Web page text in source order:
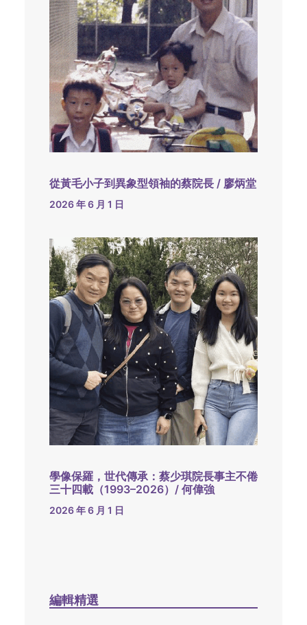
從黃毛小子到異象型領袖的蔡院長 / 廖炳堂
2026 年 6 月 1 日
學像保羅，世代傳承：蔡少琪院長事主不倦
三十四載（1993–2026）/ 何偉強
2026 年 6 月 1 日
編輯精選